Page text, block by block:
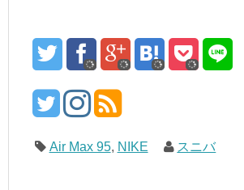
Air Max 95, NIKE スニバ